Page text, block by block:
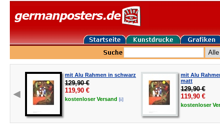
mit Alu Rahmen in schwarz
129,90 €
119,90 €
kostenloserVersand [i]
mit Alu
matt
129,90 €
119,90 €
kostenloser